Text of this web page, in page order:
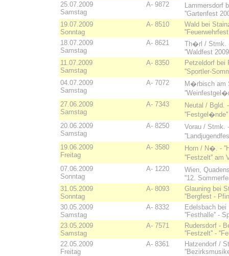
25.07.2009
Samstag
A- 9872
Lammersdorf
''Gartenfest
19.07.2009
Sonntag
A- 8510
Wald bei
18.07.2009
Samstag
A- 8621
Th�rl / Stmk.
''Waldfest
11.07.2009
Samstag
A- 8350
Petzeldorf bei
''Sportler-
04.07.2009
Samstag
A- 7072
M�rbisch am
27.06.2009
Samstag
A- 7343
Neutal / Bgld.
''Festgel�nde''
20.06.2009
Samstag
A- 8250
Vorau / Stmk.
19.06.2009
Freitag
A- 3580
Horn / N�. -
''Festzelt'' am
07.06.2009
Sonntag
A- 1220
Wien,
''12.
31.05.2009
Sonntag
A- 8093
Glauning bei
''Bergfest -
30.05.2009
Samstag
A- 8332
Edelsbach
''Festhalle'' -
23.05.2009
Samstag
A- 7571
Rudersdorf -
''Festzelt'' -
22.05.2009
Freitag
A- 8361
Hatzendorf /